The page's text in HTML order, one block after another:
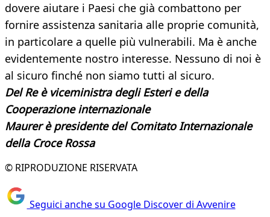
dovere aiutare i Paesi che già combattono per
fornire assistenza sanitaria alle proprie comunità,
in particolare a quelle più vulnerabili. Ma è anche
evidentemente nostro interesse. Nessuno di noi è
al sicuro finché non siamo tutti al sicuro.
Del Re è viceministra degli Esteri e della
Cooperazione internazionale
Maurer è presidente del Comitato Internazionale
della Croce Rossa
© RIPRODUZIONE RISERVATA
Seguici anche su Google Discover di Avvenire